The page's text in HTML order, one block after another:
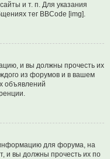
и т. п. Для указания
тег BBCode [img].
и вы должны прочесть их
из форумов и в вашем
объявлений
для форума, на
и вы должны прочесть их по